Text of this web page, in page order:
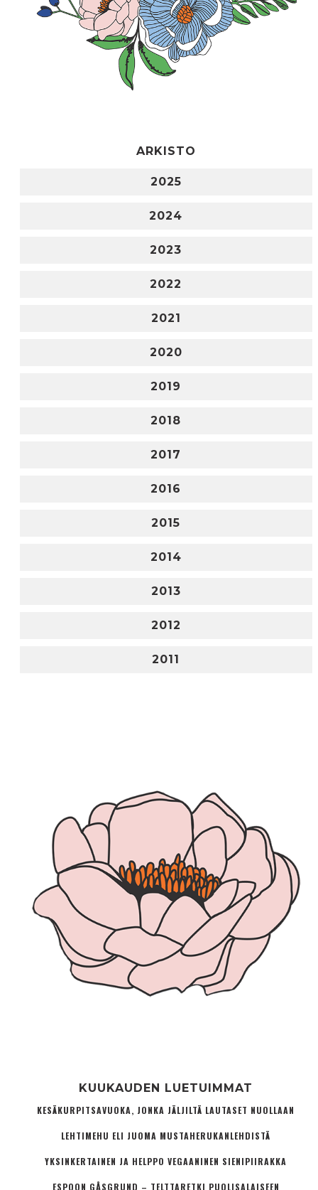
ARKISTO
2025
2024
2023
2022
2021
2020
2019
2018
2017
2016
2015
2014
2013
2012
2011
KUUKAUDEN LUETUIMMAT
KESÄKURPITSAVUOKA, JONKA JÄLJILTÄ LAUTASET NUOLLAAN
LEHTIMEHU ELI JUOMA MUSTAHERUKANLEHDISTÄ
YKSINKERTAINEN JA HELPPO VEGAANINEN SIENIPIIRAKKA
ESPOON GÅSGRUND – TELTTARETKI PUOLISALAISEEN